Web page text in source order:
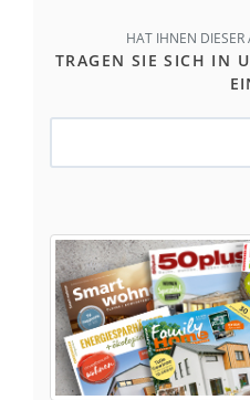
HAT IHNEN DIESER
TRAGEN SIE SICH IN